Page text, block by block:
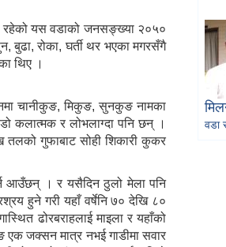
रहेको यस वडाको जनसङ्ख्या २०५०
बुढा, रोका, घर्ती थर भएका मगरसँगै
थिए ।
चानीकुङ, मिकुङ, सुनकुङ नामका
कलात्मक र लोभलाग्दा पनि छन् ।
तलको गुफाबाट सोही शिकारी कुकर
आउँछन् । र यसैदिन ठुलो मेला पनि
हुने गरी यहाँ वर्षेनि ७० देखि ८०
ढोरबराहलाई माइला र यहाँको
एक जक्सन मात्र नभई गाडीमा सवार
वडा